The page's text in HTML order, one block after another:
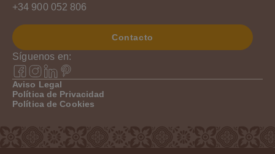
+34 900 052 806
Contacto
Aviso Legal
Política de Privacidad
Política de Cookies
Síguenos en: